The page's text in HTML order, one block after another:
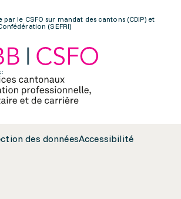
le CSFO sur mandat des cantons (CDIP) et
(SEFRI)
des donnéesAccessibilité